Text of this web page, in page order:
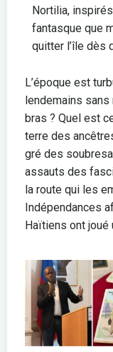
Nortilia,
fantasque que
quitter l’île dès
L’époque est
lendemains sans
bras ? Quel est
terre des
gré des
assauts des
la route qui les
Indépendances
Haïtiens ont joué